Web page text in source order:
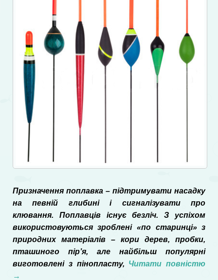
Призначення поплавка – підтримувати насадку
на певній глибині і сигналізувати про
клювання. Поплавців існує безліч. З успіхом
використовуються зроблені «по старинці» з
природних матеріалів – кори дерев, пробки,
пташиного пір’я, але найбільш популярні
виготовлені з пінопласту, Читати повністю
→